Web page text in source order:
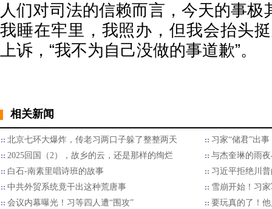
人们对司法的信赖而言，今天的事极
我睡在牢里，我照办，但我会抬头
上诉，“我不为自己没做的事道歉”。
相关新闻
北京七环大爆炸，传老习两口子躲了整整两天
习家“储君”出
2025回国（2），故乡的云，还是那样的绚烂
与杰奎琳的雨
白石-南素里唱诗班的故事
习近平拒绝川普
中共外贸系统竟干出这种荒唐事
雪崩开始！习
会议内幕曝光！习等四人遭“围攻”
要玩真的了！